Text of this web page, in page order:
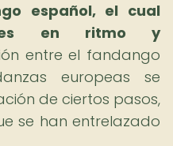
español, el cual
en ritmo y
entre el fandango
europeas se
de ciertos pasos,
se han entrelazado